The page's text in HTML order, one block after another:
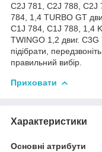
C2J 781, C2J 788, C2J
784, 1,4 TURBO GT
C1J 784, C1J 788, 1,4
TWINGO 1,2 двиг.
підібрати,
правильний вибір.
Приховати
Характеристики
Основні атрибути